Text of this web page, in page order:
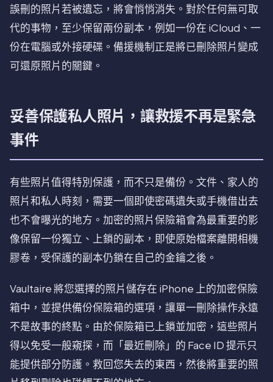
誤刪的照片若被遺忘，將會悄悄消失。對於任何無可取
代的事物，至少保留兩份副本，例如一份在 iCloud、一
份在電腦或外接硬碟。備援機制正是將已刪除照片變成
可還原照片的關鍵。
妥善保護私人照片，讓救援不再是緊急
事件
有些照片值得特別保護，而不只是備份。文件、家人的
照片和私人時刻，需要一個即使密碼遺失或手機借出去
也不會曝光的地方。加密的照片保險箱會為最重要的影
像保留一份獨立、上鎖的副本，即使原始檔案離開相機
膠卷，受保護的副本仍鎖在自己的金鑰之後。
Vaultaire 將您選擇的照片儲存在 iPhone 上的加密保險
箱中，並提供備份保險箱的選項，讓單一刪除操作永遠
不是故事的終點。由於保險箱已上鎖並加密，這些照片
得以免受一般窺探，而「最近刪除」的 Face ID 提示只
能提供部分防護。救回您失去的東西，然後將重要的照